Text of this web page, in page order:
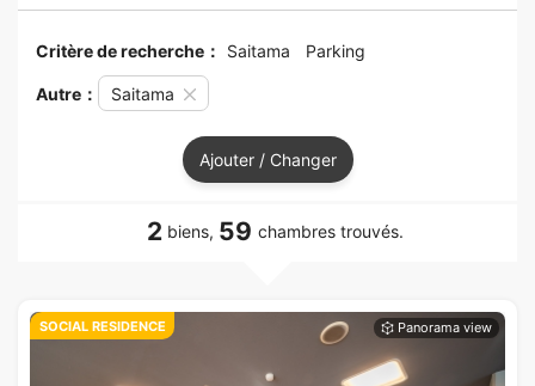
Critère de recherche： Saitama Parking
Autre： Saitama
Ajouter / Changer
2 biens, 59 chambres trouvés.
SOCIAL RESIDENCE